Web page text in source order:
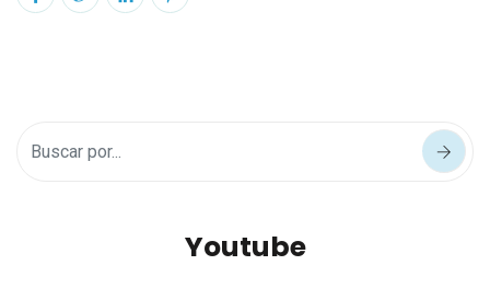
Youtube